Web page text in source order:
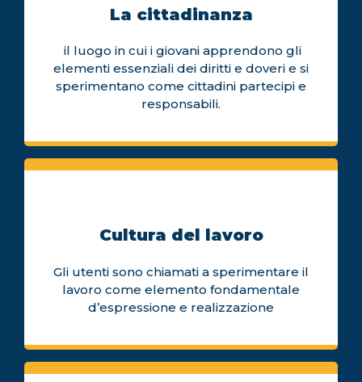
La cittadinanza
il luogo in cui i giovani apprendono gli
elementi essenziali dei diritti e doveri e si
sperimentano come cittadini partecipi e
responsabili.
Cultura del lavoro
Gli utenti sono chiamati a sperimentare il
lavoro come elemento fondamentale
d’espressione e realizzazione